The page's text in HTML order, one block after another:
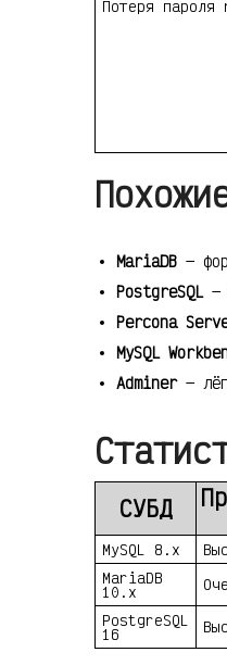
Потеря пароля
MariaDB —
PostgreSQL—
Percona
MySQL
Adminer—
СУБД
MySQL 8.x
MariaDB
10.x
PostgreSQL
16